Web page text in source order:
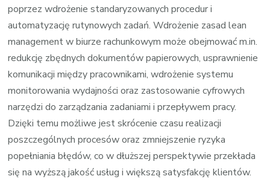
poprzez wdrożenie standaryzowanych procedur i
automatyzację rutynowych zadań. Wdrożenie zasad lean
management w biurze rachunkowym może obejmować m.in.
redukcję zbędnych dokumentów papierowych, usprawnienie
komunikacji między pracownikami, wdrożenie systemu
monitorowania wydajności oraz zastosowanie cyfrowych
narzędzi do zarządzania zadaniami i przepływem pracy.
Dzięki temu możliwe jest skrócenie czasu realizacji
poszczególnych procesów oraz zmniejszenie ryzyka
popełniania błędów, co w dłuższej perspektywie przekłada
się na wyższą jakość usług i większą satysfakcję klientów.